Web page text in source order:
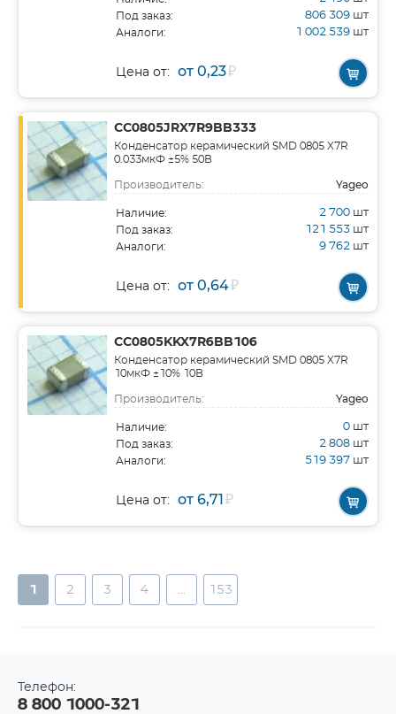
Под заказ: 806 309 шт
Аналоги: 1 002 539 шт
Цена от: от 0,23₽
CC0805JRX7R9BB333
Конденсатор керамический SMD 0805 X7R
0.033мкФ ±5% 50В
Производитель: Yageo
Наличие: 2 700 шт
Под заказ: 121 553 шт
Аналоги: 9 762 шт
Цена от: от 0,64₽
CC0805KKX7R6BB106
Конденсатор керамический SMD 0805 X7R
10мкФ ±10% 10В
Производитель: Yageo
Наличие: 0 шт
Под заказ: 2 808 шт
Аналоги: 519 397 шт
Цена от: от 6,71₽
1 2 3 4 ... 153
Телефон:
8 800 1000-321